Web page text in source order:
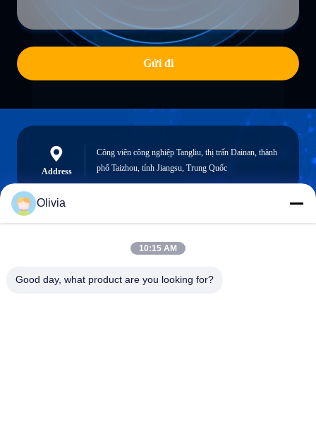
Gửi đi
Address
Công viên công nghiệp Tangliu, thị trấn Dainan, thành
phố Taizhou, tỉnh Jiangsu, Trung Quốc
info@longlivedmetal.com
Olivia
10:15 AM
Good day, what product are you looking for?